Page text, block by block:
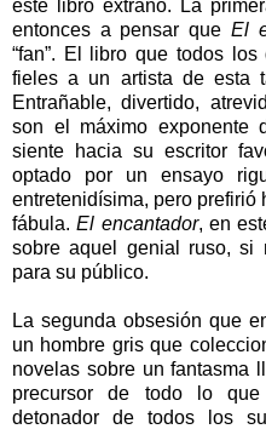
este libro extraño. La
entonces a pensar que El
“fan”. El libro que todos
fieles a un artista de esta
Entrañable, divertido,
son el máximo exponente
siente hacia su escritor
optado por un ensayo
entretenidísima, pero prefirió
fábula.El encantador, en
sobre aquel genial ruso, si
para su público.
La segunda obsesión que
un hombre gris que
novelas sobre un fantasma
precursor de todo lo
detonador de todos los